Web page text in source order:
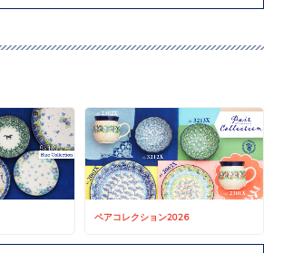
ペアコレクション2026